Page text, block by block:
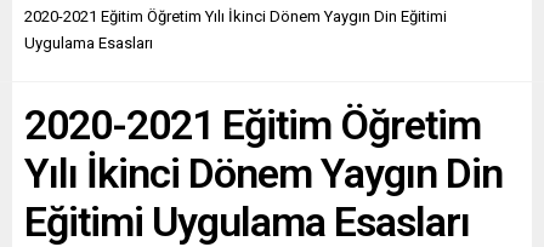
2020-2021 Eğitim Öğretim Yılı İkinci Dönem Yaygın Din Eğitimi
Uygulama Esasları
2020-2021 Eğitim Öğretim
Yılı İkinci Dönem Yaygın Din
Eğitimi Uygulama Esasları